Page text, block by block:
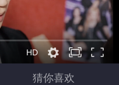
HD
猜你喜欢